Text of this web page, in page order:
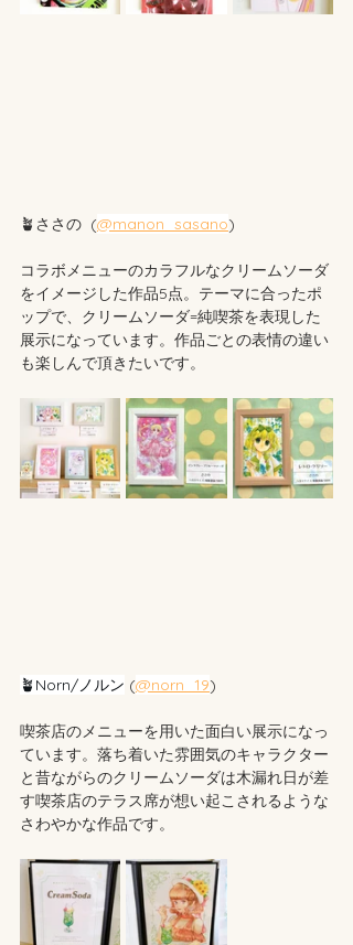
🪴ささの  (@manon_sasano)
コラボメニューのカラフルなクリームソーダ
をイメージした作品5点。テーマに合ったポ
ップで、クリームソーダ=純喫茶を表現した
展示になっています。 作品ごとの表情の違い
も楽しんで頂きたいです。
🪴Norn/ノルン (@norn_19)
喫茶店のメニューを用いた面白い展示になっ
ています。落ち着いた雰囲気のキャラクター
と昔ながらのクリームソーダは木漏れ日が差
す喫茶店のテラス席が想い起こされるような
さわやかな作品です。